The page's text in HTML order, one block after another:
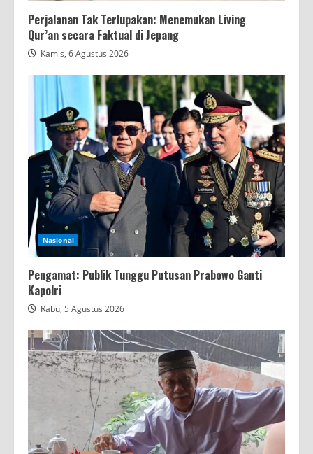
Perjalanan Tak Terlupakan: Menemukan Living
Qur’an secara Faktual di Jepang
Kamis, 6 Agustus 2026
Nasional
Pengamat: Publik Tunggu Putusan Prabowo Ganti
Kapolri
Rabu, 5 Agustus 2026